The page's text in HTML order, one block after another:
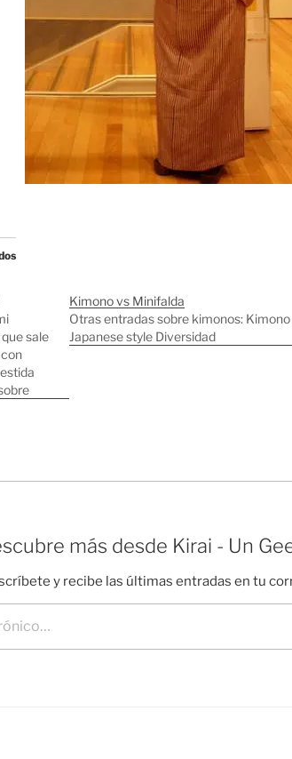
sale
Kimono vs Minifalda
Otras entradas sobre kimonos: Kimono
Japanese style Diversidad
más desde Kirai - Un
y recibe las últimas entradas en tu